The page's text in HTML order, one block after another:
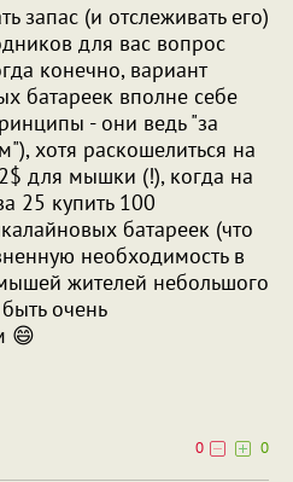
запас (и отслеживать его)
для вас вопрос
конечно, вариант
батареек вполне себе
- они ведь "за
хотя раскошелиться на
для мышки (!), когда на
25 купить 100
батареек (что
необходимость в
жителей небольшого
очень
😄
0
0